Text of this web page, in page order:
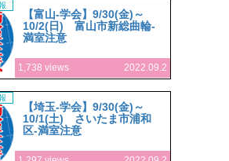
【富山-学会】9/30(金)～
10/2(日) 富山市新総曲輪-
満室注意
1,738 views 2022.09.2
【埼玉-学会】9/30(金)～
10/1(土) さいたま市浦和
区-満室注意